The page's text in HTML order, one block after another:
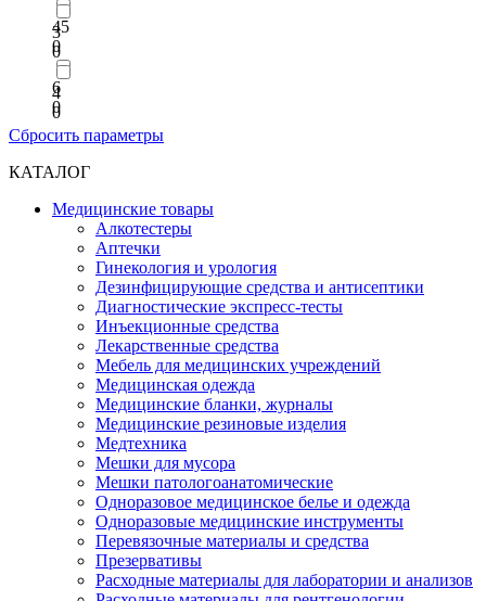
45
0
6
0
3
0
4
0
Сбросить параметры
КАТАЛОГ
Медицинские товары
Алкотестеры
Аптечки
Гинекология и урология
Дезинфицирующие средства и антисептики
Диагностические экспресс-тесты
Инъекционные средства
Лекарственные средства
Мебель для медицинских учреждений
Медицинская одежда
Медицинские бланки, журналы
Медицинские резиновые изделия
Медтехника
Мешки для мусора
Мешки патологоанатомические
Одноразовое медицинское белье и одежда
Одноразовые медицинские инструменты
Перевязочные материалы и средства
Презервативы
Расходные материалы для лаборатории и анализов